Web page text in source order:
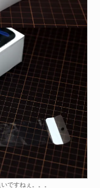
ですねぇ。。。